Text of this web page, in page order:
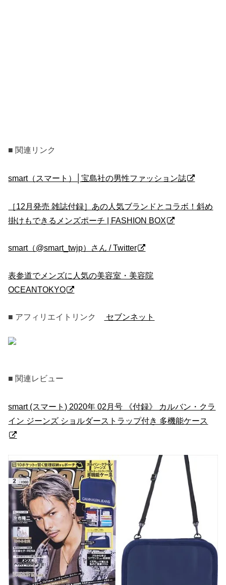
■ 関連リンク
smart（スマート）│宝島社の男性ファッション誌
［12月発売 雑誌付録］あの人気ブランドとコラボ！斜め
掛けもできるメンズポーチ | FASHION BOX
smart（@smart_twjp）さん / Twitter
表参道でメンズに人気の美容室・美容院
OCEANTOKYO
■ アフィリエイトリンク セブンネット
■ 関連レビュー
smart (スマート) 2020年 02月号 《付録》 カルバン・クラ
イン ジーンズ ショルダーストラップ付き 多機能ケース